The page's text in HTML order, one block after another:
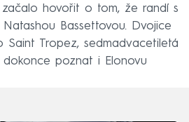
hovořit o tom, že randí s
Bassettovou. Dvojice
Saint Tropez, sedmadvacetiletá
dokonce poznat i Elonovu